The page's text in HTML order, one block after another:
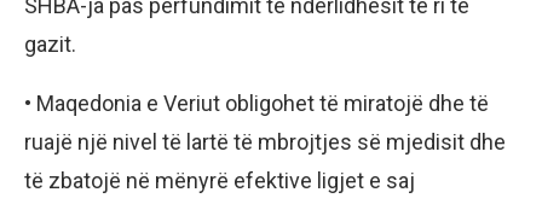
SHBA-ja pas përfundimit të ndërlidhësit të ri të
gazit.
• Maqedonia e Veriut obligohet të miratojë dhe të
ruajë një nivel të lartë të mbrojtjes së mjedisit dhe
të zbatojë në mënyrë efektive ligjet e saj